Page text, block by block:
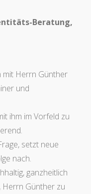
Beratung,
mit Herrn Günther
und
ihm im Vorfeld zu
setzt neue
nach.
ganzheitlich
Günther zu